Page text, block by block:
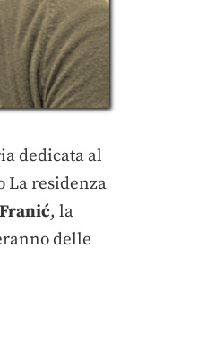
dedicata al
La residenza
, la
delle